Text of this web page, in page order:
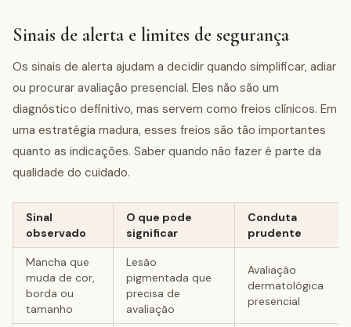
Sinais de alerta e limites de segurança
Os sinais de alerta ajudam a decidir quando simplificar, adiar
ou procurar avaliação presencial. Eles não são um
diagnóstico definitivo, mas servem como freios clínicos. Em
uma estratégia madura, esses freios são tão importantes
quanto as indicações. Saber quando não fazer é parte da
qualidade do cuidado.
Sinal
observado
O que pode
significar
Conduta
prudente
Mancha que
muda de cor,
borda ou
tamanho
Lesão
pigmentada que
precisa de
avaliação
Avaliação
dermatológica
presencial